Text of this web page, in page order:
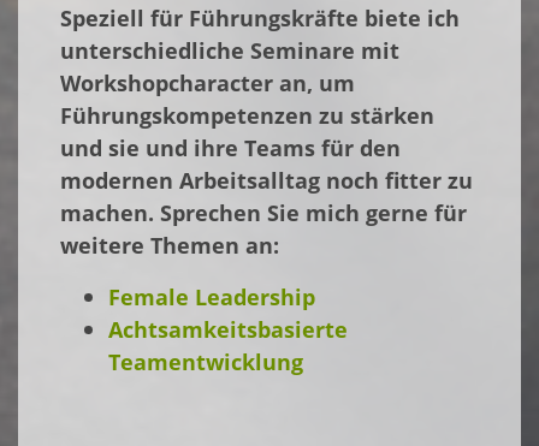
Speziell für Führungskräfte biete ich
unterschiedliche Seminare mit
Workshopcharacter an, um
Führungskompetenzen zu stärken
und sie und ihre Teams für den
modernen Arbeitsalltag noch fitter zu
machen. Sprechen Sie mich gerne für
weitere Themen an:
Female Leadership
Achtsamkeitsbasierte
Teamentwicklung